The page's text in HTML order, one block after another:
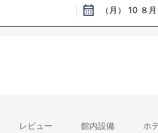
（月） 10 ８月
レビュー 館内設備 ホ